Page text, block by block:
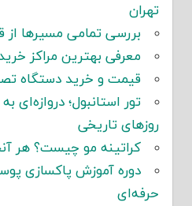
تهران
بررسی تمامی مسیرها
معرفی بهترین مراکز
قیمت و خرید دستگاه
تور استانبول؛ دروازه‌ای
روزهای تاریخی
کراتینه مو چیست؟ هر
دوره آموزش پاکسازی
حرفه‌ای